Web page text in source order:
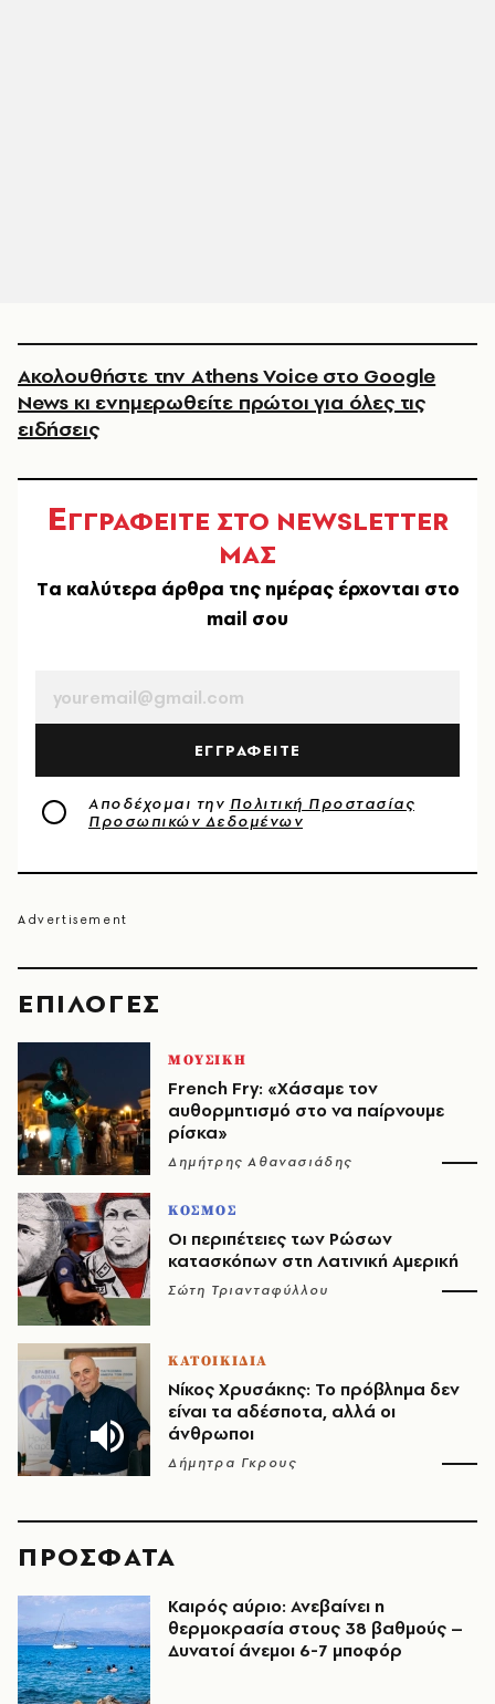
EΠΙΛΟΓΈΣ
ΜΟΥΣΙΚΗ
French Fry: «Χάσαμε τον
αυθορμητισμό στο να παίρνουμε
ρίσκα»
Δημήτρης Αθανασιάδης
ΚΟΣΜΟΣ
Οι περιπέτειες των Ρώσων
κατασκόπων στη Λατινική Αμερική
Σώτη Τριανταφύλλου
ΚΑΤΟΙΚΙΔΙΑ
Νίκος Χρυσάκης: Το πρόβλημα δεν
είναι τα αδέσποτα, αλλά οι
άνθρωποι
Δήμητρα Γκρους
Ακολουθήστε την Athens Voice στο Google
News κι ενημερωθείτε πρώτοι για όλες τις
ειδήσεις
ΕΓΓΡΑΦΕΙΤΕ ΣΤΟ NEWSLETTER
ΜΑΣ
Tα καλύτερα άρθρα της ημέρας έρχονται στο
mail σου
ΕΓΓΡΑΦΕΙΤΕ
Αποδέχομαι την Πολιτική Προστασίας
Προσωπικών Δεδομένων
ΠΡΟΣΦΑΤΑ
Καιρός αύριο: Ανεβαίνει η
θερμοκρασία στους 38 βαθμούς –
Δυνατοί άνεμοι 6-7 μποφόρ